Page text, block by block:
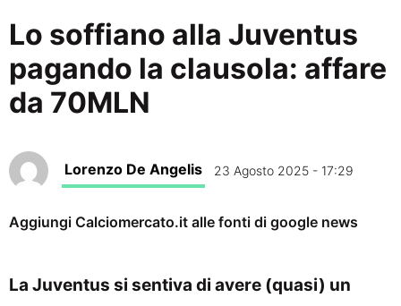
Lo soffiano alla Juventus
pagando la clausola: affare
da 70MLN
Lorenzo De Angelis 23 Agosto 2025 - 17:29
Aggiungi Calciomercato.it alle fonti di google news
La Juventus si sentiva di avere (quasi) un